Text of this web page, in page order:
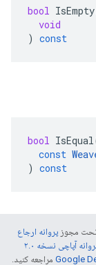
bool IsEmpty
void
) const
bool IsEqual
const
) const
تحت مجوز پروانه ارجاع
آپاچی نسخه ۲.۰
مراجعه کنید.